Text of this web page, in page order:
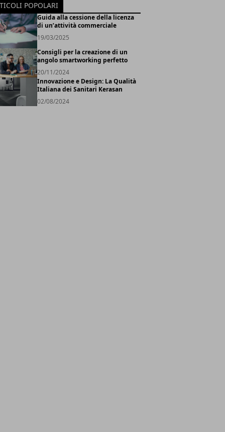
POPOLARI
Guida alla cessione della licenza
di un’attività commerciale
19/03/2025
Consigli per la creazione di un
angolo smartworking perfetto
20/11/2024
Innovazione e Design: La Qualità
Italiana dei Sanitari Kerasan
02/08/2024